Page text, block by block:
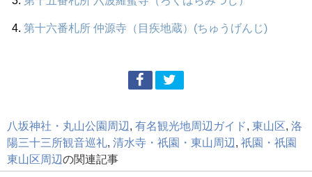
第十六番札所 仲源寺（目疾地蔵）(ちゅうげんじ)
八坂神社・丸山公園周辺 , 有名観光地周辺ガイド, 東山区, 洛
陽三十三所観音巡礼, 清水寺・祇園・東山周辺 , 祇園・祇園
東山区周辺の関連記事